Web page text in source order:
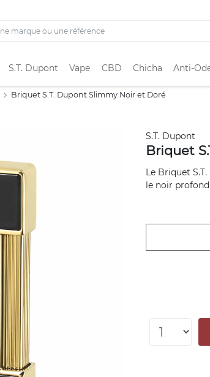
S.T. Dupont Vape CBD Chicha Anti-
Briquet S.T. Dupont Slimmy Noir et Doré
S.T. Dupont
Briquet
Le Briquet
le noir